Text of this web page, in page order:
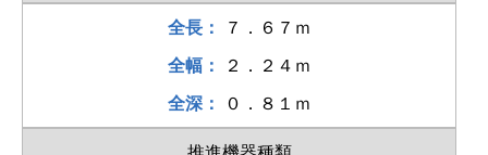
全長： ７．６７ｍ
全幅： ２．２４ｍ
全深： ０．８１ｍ